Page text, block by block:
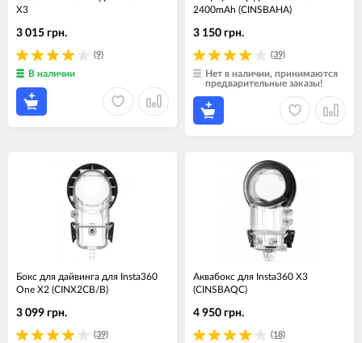
X3
(9)
3 015 грн.
В наличии
2400mAh (CINSBAHA)
(39)
3 150 грн.
Нет в наличии, принимаются
предварительные заказы!
Бокс для дайвинга для Insta360
One X2 (CINX2CB/B)
(39)
3 099 грн.
Аквабокс для Insta360 X3
(CINSBAQC)
(18)
4 950 грн.